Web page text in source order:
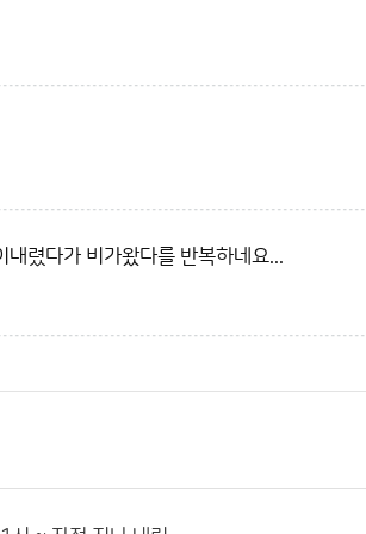
렸다가 비가왔다를 반복하네요...